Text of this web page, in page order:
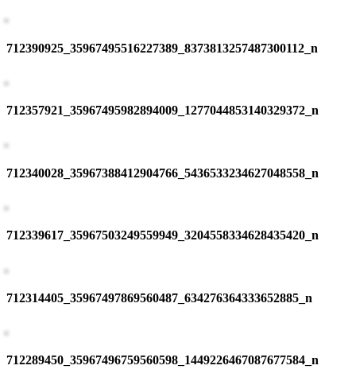
712390925_35967495516227389_8373813257487300112_n
712357921_35967495982894009_1277044853140329372_n
712340028_35967388412904766_5436533234627048558_n
712339617_35967503249559949_3204558334628435420_n
712314405_35967497869560487_634276364333652885_n
712289450_35967496759560598_1449226467087677584_n